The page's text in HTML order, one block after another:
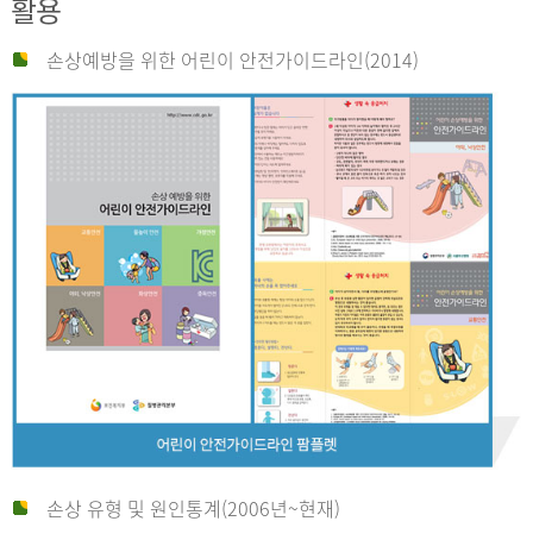
활용
손상예방을 위한 어린이 안전가이드라인(2014)
손상 유형 및 원인통계(2006년~현재)